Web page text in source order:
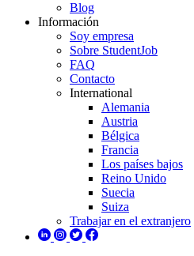
Blog
Información
Soy empresa
Sobre StudentJob
FAQ
Contacto
International
Alemania
Austria
Bélgica
Francia
Los países bajos
Reino Unido
Suecia
Suiza
Trabajar en el extranjero